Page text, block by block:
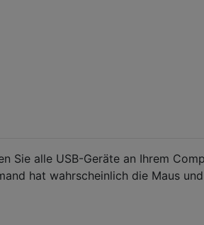
Sie alle USB-Geräte an Ihrem
hat wahrscheinlich die Maus